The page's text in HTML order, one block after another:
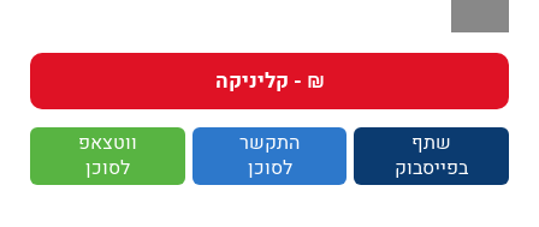
₪ - קליניקה
שתף
בפייסבוק
התקשר
לסוכן
ווטצאפ
לסוכן